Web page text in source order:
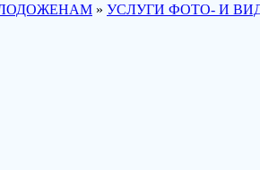
» УСЛУГИ ФОТО- И